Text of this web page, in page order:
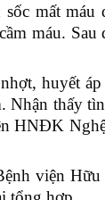
mất
máu.
huyết
thấy
HNĐK
viện